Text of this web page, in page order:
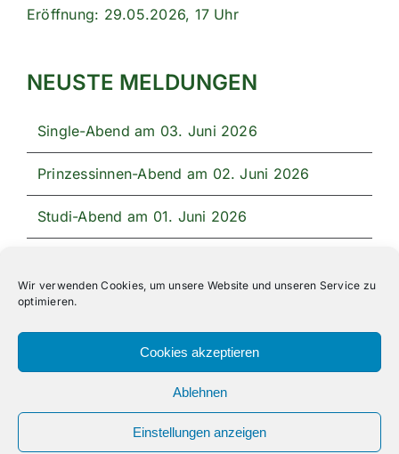
Wir verwenden Cookies, um unsere Website und unseren Service zu
optimieren.
Cookies akzeptieren
Ablehnen
Einstellungen anzeigen
Eröffnung: 29.05.2026, 17 Uhr
NEUSTE MELDUNGEN
Single-Abend am 03. Juni 2026
Prinzessinnen-Abend am 02. Juni 2026
Studi-Abend am 01. Juni 2026
All Rights Reserved | Powered byAngesagt GmbH|
Impressum|Datenschutzerklärung